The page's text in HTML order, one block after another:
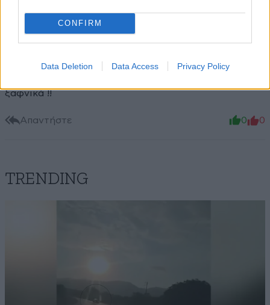
CONFIRM
Data Deletion Data Access Privacy Policy
ξαφνικά !!
Απαντήστε 0 0
TRENDING